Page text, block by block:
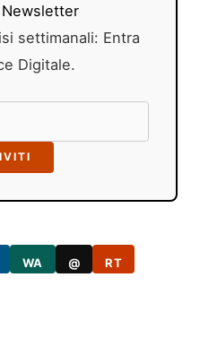
settimanali: Entra
Digitale.
WA @ RT